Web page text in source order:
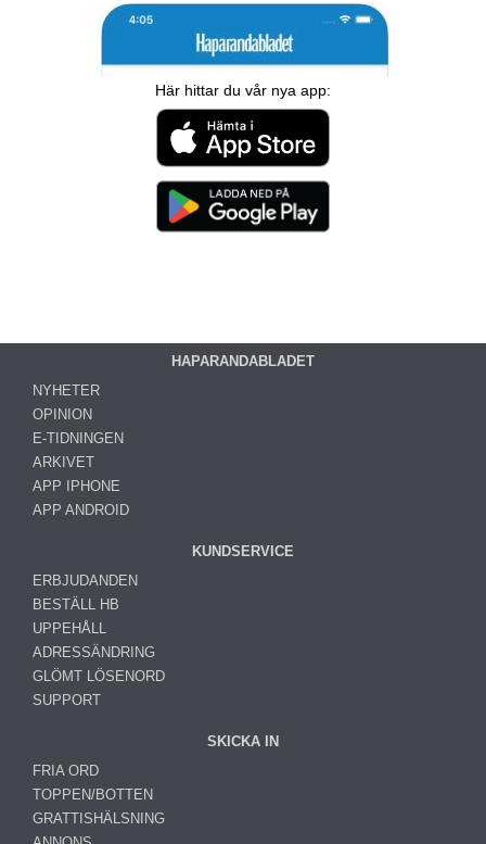
Här hittar du vår nya app:
HAPARANDABLADET
NYHETER
OPINION
E-TIDNINGEN
ARKIVET
APP IPHONE
APP ANDROID
KUNDSERVICE
ERBJUDANDEN
BESTÄLL HB
UPPEHÅLL
ADRESSÄNDRING
GLÖMT LÖSENORD
SUPPORT
SKICKA IN
FRIA ORD
TOPPEN/BOTTEN
GRATTISHÄLSNING